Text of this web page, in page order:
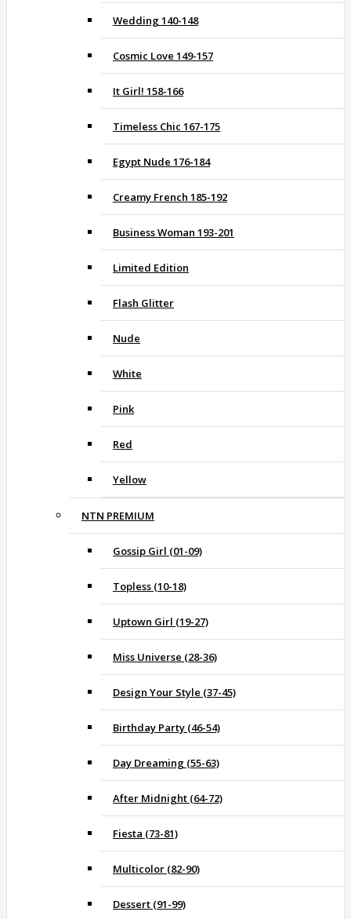
Wedding 140-148
Cosmic Love 149-157
It Girl! 158-166
Timeless Chic 167-175
Egypt Nude 176-184
Creamy French 185-192
Business Woman 193-201
Limited Edition
Flash Glitter
Nude
White
Pink
Red
Yellow
NTN PREMIUM
Gossip Girl (01-09)
Topless (10-18)
Uptown Girl (19-27)
Miss Universe (28-36)
Design Your Style (37-45)
Birthday Party (46-54)
Day Dreaming (55-63)
After Midnight (64-72)
Fiesta (73-81)
Multicolor (82-90)
Dessert (91-99)